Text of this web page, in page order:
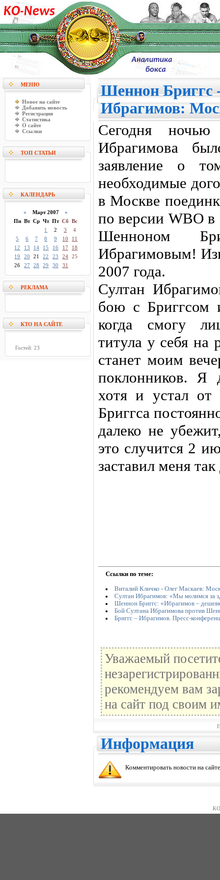
МЕНЮ
Новое на сайте
Добавить новость
Регистрация
Статистика
О сайте
Ссылки
ТОП СТАТЬИ
КАЛЕНДАРЬ
« Март 2007 »
Пн Вт Ср Чт Пт Сб Вс
1
2 3
4
5
6 7 8 9 10
11
12
13 14 15 16 17
18
19
20 21 22 23 24 25
26
27 28 29 30 31
РЕКЛАМА
КТО НА САЙТЕ
Гостей: 23
Шеннон Бриггс
Ибрагимов:
Сегодня ночью
Ибрагимова
заявление о
необходимые
в Москве
по версии WBO
Шенноном
Ибрагимовым!
2007 года.
Султан
бою с Бриггсом
когда смогу
титула у себя
станет моим
поклонников. Я
хотя и устал от
Бриггса
далеко не
это случится 2
заставил меня
Ссылки по теме:
Виталий Кличко - Олег Маскаев:
Султан Ибрагимов: «Мы молимся за
Шеннон Бриггс: «Ибрагимов –
Бой Султана Ибрагимова против
Бриггс – Ибрагимов. Пресс-
Уважаемый
рекомендуем вам
на сайт под своим
Информация
Комментировать новости на